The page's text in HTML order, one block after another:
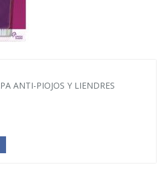
ANTI-PIOJOS Y LIENDRES